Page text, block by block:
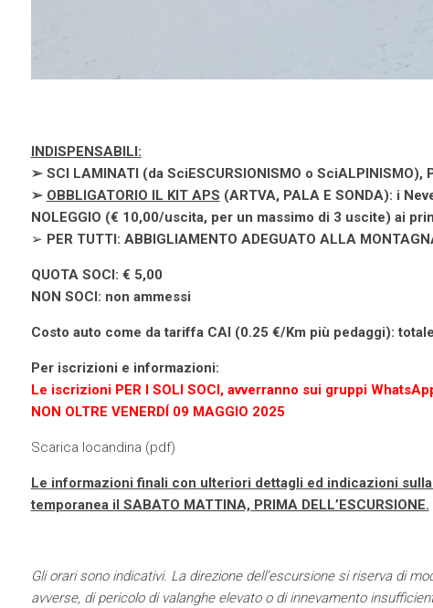
INDISPENSABILI:
➢ SCI LAMINATI (da SciESCURSIONISMO o SciALPINISMO),
➢ OBBLIGATORIO IL KIT APS (ARTVA, PALA E SONDA): i
NOLEGGIO (€ 10,00/uscita, per un massimo di 3 uscite) ai
➢ PER TUTTI: ABBIGLIAMENTO ADEGUATO ALLA
QUOTA SOCI: € 5,00
NON SOCI: non ammessi
Costo auto come da tariffa CAI (0.25 €/Km più pedaggi):
Per iscrizioni e informazioni:
Le iscrizioni PER I SOLI SOCI, avverranno sui gruppi
NON OLTRE VENERDÍ 09 MAGGIO 2025
Scarica locandina (pdf)
Le informazioni finali con ulteriori dettagli ed indicazioni
temporanea il SABATO MATTINA, PRIMA DELL’ESCURSIONE.
Gli orari sono indicativi. La direzione dell’escursione si riserva di
avverse, di pericolo di valanghe elevato o di innevamento